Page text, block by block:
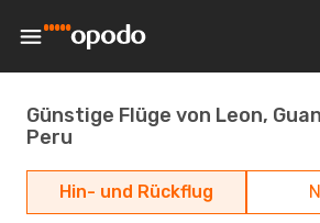
Günstige Flüge von Leon,
Peru
Hin- und Rückflug